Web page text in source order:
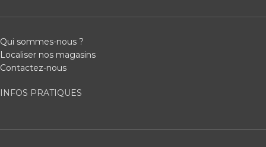
Qui sommes-nous ?
Localiser nos magasins
Contactez-nous
INFOS PRATIQUES